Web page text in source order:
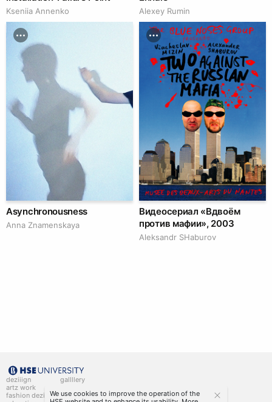
Kseniia Аnnenko Аlexey Rumin
Asynchronousness
Anna Znamenskaya
Видеосериал «Вдвоём
против мафии», 2003
Аleksandr SHaburov
deziiign
artz work
fashion deziiign
gallllery
kiiids.art
We use cookies to improve the operation of the